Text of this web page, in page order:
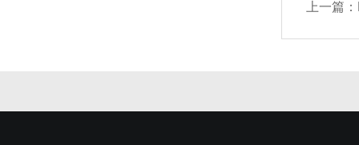
上一篇：